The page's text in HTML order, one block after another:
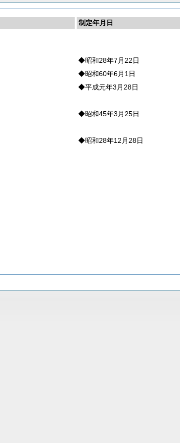
制定年月日
◆昭和28年7月22日
◆昭和60年6月1日
◆平成元年3月28日
◆昭和45年3月25日
◆昭和28年12月28日